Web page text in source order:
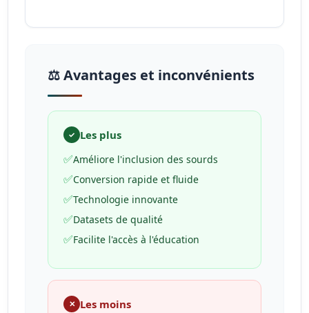
⚖️ Avantages et inconvénients
✓ Les plus
✅Améliore l'inclusion des sourds
✅Conversion rapide et fluide
✅Technologie innovante
✅Datasets de qualité
✅Facilite l'accès à l'éducation
✕ Les moins